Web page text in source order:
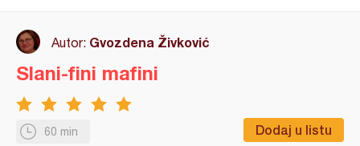
Autor: Gvozdena Živković
60 min Dodaj u listu
Slani-fini mafini